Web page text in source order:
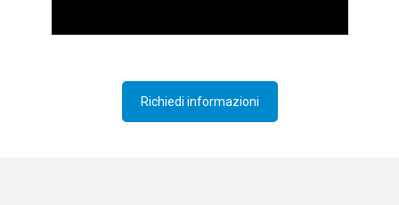
Richiedi informazioni